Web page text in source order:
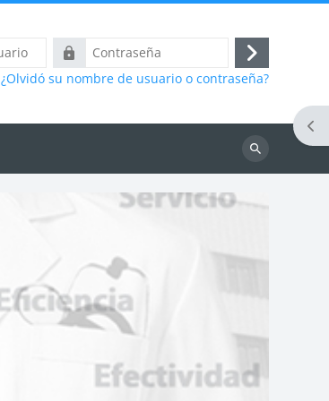
Contraseña
Acceder
¿Olvidó su nombre de usuario o contraseña?
Buscar